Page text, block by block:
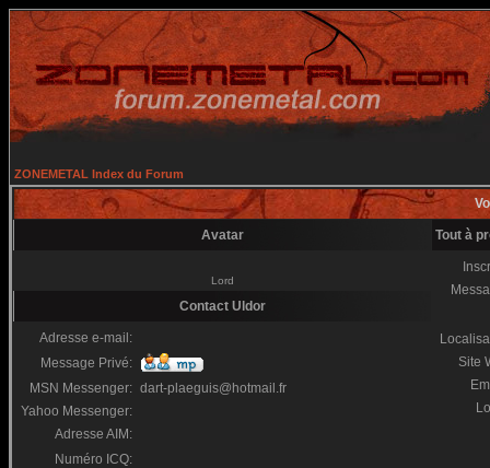
ZONEMETAL Index du Forum
Avatar Tout à
Lord
Site
Contact Uldor
Adresse e-mail:
Message Privé:
MSN Messenger: dart-plaeguis@hotmail.fr
Yahoo Messenger:
Adresse AIM:
Numéro ICQ: